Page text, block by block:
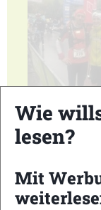
9
Wie
lesen?
Mit